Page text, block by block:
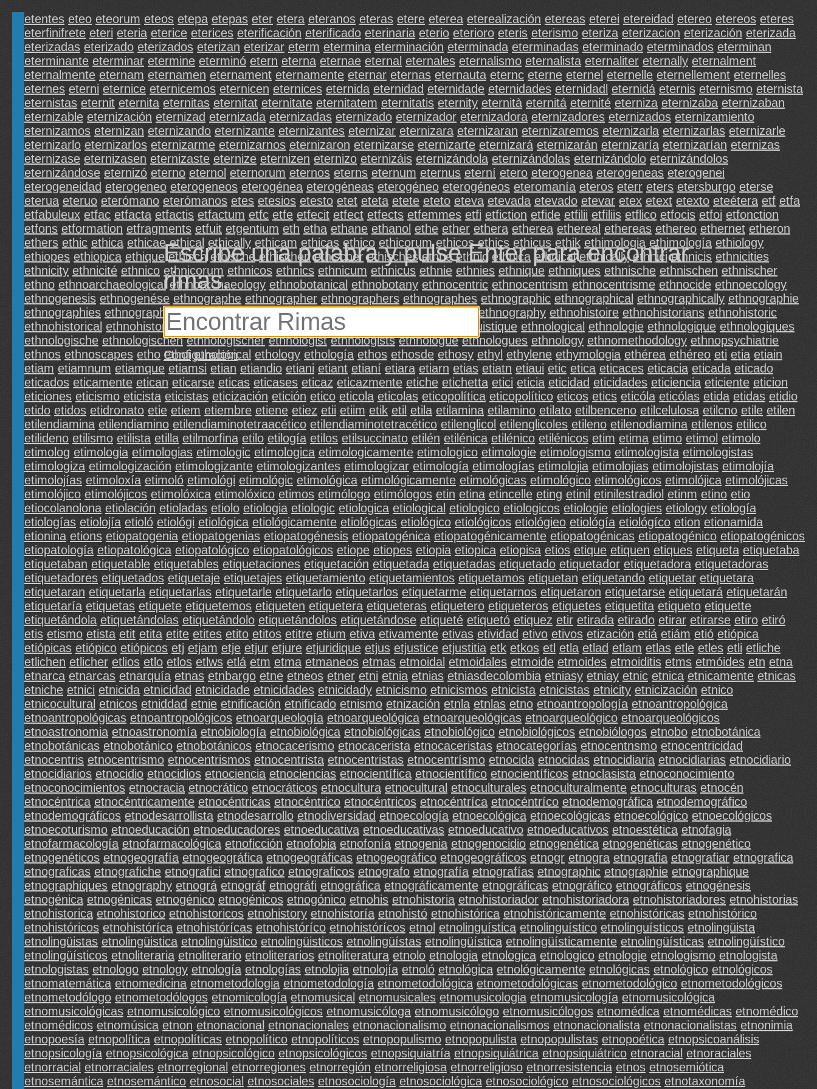
Escribe una palabra y pulse Enter para encontrar
rimas.
Configuración
etentes eteo eteorum eteos etepa etepas eter etera eteranos eteras etere eterea eterealización etereas eterei etereidad etereo etereos eteres
eterfinifrete eteri eteria eterice eterices eterificación eterificado eterinaria eterio eterioro eteris eterismo eteriza eterizacion eterización eterizada
eterizadas eterizado eterizados eterizan eterizar eterm etermina eterminación eterminada eterminadas eterminado eterminados eterminan
eterminante eterminar etermine eterminó etern eterna eternae eternal eternales eternalismo eternalista eternaliter eternally eternalment
eternalmente eternam eternamen eternament eternamente eternar eternas eternauta eternc eterne eternel eternelle eternellement eternelles
eternes eterni eternice eternicemos eternicen eternices eternida eternidad eternidade eternidades eternidadl eternidá eternis eternismo eternista
eternistas eternit eternita eternitas eternitat eternitate eternitatem eternitatis eternity eternità eternitá eternité eterniza eternizaba eternizaban
eternizable eternización eternizad eternizada eternizadas eternizado eternizador eternizadora eternizadores eternizados eternizamiento
eternizamos eternizan eternizando eternizante eternizantes eternizar eternizara eternizaran eternizaremos eternizarla eternizarlas eternizarle
eternizarlo eternizarlos eternizarme eternizarnos eternizaron eternizarse eternizarte eternizará eternizarán eternizaría eternizarían eternizas
eternizase eternizasen eternizaste eternize eternizen eternizo eternizáis eternizándola eternizándolas eternizándolo eternizándolos
eternizándose eternizó eterno eternol eternorum eternos eterns eternum eternus eterní etero eterogenea eterogeneas eterogenei
eterogeneidad eterogeneo eterogeneos eterogénea eterogéneas eterogéneo eterogéneos eteromanía eteros eterr eters etersburgo eterse
eterua eteruo eterómano eterómanos etes etesios etesto etet eteta etete eteto eteva etevada etevado etevar etex etext etexto eteétera etf etfa
etfabuleux etfac etfacta etfactis etfactum etfc etfe etfecit etfect etfects etfemmes etfi etfiction etfide etfilii etfiliis etflico etfocis etfoi etfonction
etfons etformation etfragments etfuit etgentium eth etha ethane ethanol ethe ether ethera etherea ethereal ethereas ethereo ethernet etheron
ethers ethic ethica ethicae ethical ethically ethicam ethicas ethico ethicorum ethicos ethics ethicus ethik ethimologia ethimología ethiology
ethiopes ethiopica ethique ethisch ethische ethischen ethischer ethisches ethne ethnic ethnica ethnical ethnically ethnici ethnicis ethnicities
ethnicity ethnicité ethnico ethnicorum ethnicos ethnics ethnicum ethnicus ethnie ethnies ethnique ethniques ethnische ethnischen ethnischer
ethno ethnoarchaeological ethnoarchaeology ethnobotanical ethnobotany ethnocentric ethnocentrism ethnocentrisme ethnocide ethnoecology
ethnogenesis ethnogenése ethnographe ethnographer ethnographers ethnographes ethnographic ethnographical ethnographically ethnographie
ethnographies ethnographique ethnographiques ethnographische ethnography ethnohistoire ethnohistorians ethnohistoric
ethnohistorical ethnohistorique ethnohistory ethnolinguistic ethnolinguistics ethnolinguistique ethnological ethnologie ethnologique ethnologiques
ethnologische ethnologischen ethnologischer ethnologist ethnologists ethnologue ethnologues ethnology ethnomethodology ethnopsychiatrie
ethnos ethnoscapes etho ethoi ethological ethology ethología ethos ethosde ethosy ethyl ethylene ethymologia ethérea ethéreo eti etia etiain
etiam etiamnum etiamque etiamsi etian etiandio etiani etiant etianí etiara etiarn etias etiatn etiaui etic etica eticaces eticacia eticada eticado
eticados eticamente etican eticarse eticas eticases eticaz eticazmente etiche etichetta etici eticia eticidad eticidades eticiencia eticiente eticion
eticiones eticismo eticista eticistas eticización etición etico eticola eticolas eticopolítica eticopolítico eticos etics eticóla eticólas etida etidas etidio
etido etidos etidronato etie etiem etiembre etiene etiez etii etiim etik etil etila etilamina etilamino etilato etilbenceno etilcelulosa etilcno etile etilen
etilendiamina etilendiamino etilendiaminotetraacético etilendiaminotetracético etilenglicol etilenglicoles etileno etilenodiamina etilenos etilico
etilideno etilismo etilista etilla etilmorfina etilo etilogía etilos etilsuccinato etilén etilénica etilénico etilénicos etim etima etimo etimol etimolo
etimolog etimologia etimologias etimologic etimologica etimologicamente etimologico etimologie etimologismo etimologista etimologistas
etimologiza etimologización etimologizante etimologizantes etimologizar etimología etimologías etimolojia etimolojias etimolojistas etimolojía
etimolojías etimoloxía etimoló etimológi etimológic etimológica etimológicamente etimológicas etimológico etimológicos etimolójica etimolójicas
etimolójico etimolójicos etimolóxica etimolóxico etimos etimólogo etimólogos etin etina etincelle eting etinil etinilestradiol etinm etino etio
etiocolanolona etiolación etioladas etiolo etiologia etiologic etiologica etiological etiologico etiologicos etiologie etiologies etiology etiología
etiologías etiolojía etioló etiológi etiológica etiológicamente etiológicas etiológico etiológicos etiológieo etiológía etiológíco etion etionamida
etionina etions etiopatogenia etiopatogenias etiopatogénesis etiopatogénica etiopatogénicamente etiopatogénicas etiopatogénico etiopatogénicos
etiopatología etiopatológica etiopatológico etiopatológicos etiope etiopes etiopia etiopica etiopisa etios etique etiquen etiques etiqueta etiquetaba
etiquetaban etiquetable etiquetables etiquetaciones etiquetación etiquetada etiquetadas etiquetado etiquetador etiquetadora etiquetadoras
etiquetadores etiquetados etiquetaje etiquetajes etiquetamiento etiquetamientos etiquetamos etiquetan etiquetando etiquetar etiquetara
etiquetaran etiquetarla etiquetarlas etiquetarle etiquetarlo etiquetarlos etiquetarme etiquetarnos etiquetaron etiquetarse etiquetará etiquetarán
etiquetaría etiquetas etiquete etiquetemos etiqueten etiquetera etiqueteras etiquetero etiqueteros etiquetes etiquetita etiqueto etiquette
etiquetándola etiquetándolas etiquetándolo etiquetándolos etiquetándose etiqueté etiquetó etiquez etir etirada etirado etirar etirarse etiro etiró
etis etismo etista etit etita etite etites etito etitos etitre etium etiva etivamente etivas etividad etivo etivos etización etiá etiám etió etiópica
etiópicas etiópico etiópicos etj etjam etje etjur etjure etjuridique etjus etjustice etjustitia etk etkos etl etla etlad etlam etlas etle etles etli etliche
etlichen etlicher etlios etlo etlos etlws etlá etm etma etmaneos etmas etmoidal etmoidales etmoide etmoides etmoiditis etms etmóides etn etna
etnarca etnarcas etnarquía etnas etnbargo etne etneos etner etni etnia etnias etniasdecolombia etniasy etniay etnic etnica etnicamente etnicas
etniche etnici etnicida etnicidad etnicidade etnicidades etnicidady etnicismo etnicismos etnicista etnicistas etnicity etnicización etnico
etnicocultural etnicos etniddad etnie etnificación etnificado etnismo etnización etnla etnlas etno etnoantropología etnoantropológica
etnoantropológicas etnoantropológicos etnoarqueología etnoarqueológica etnoarqueológicas etnoarqueológico etnoarqueológicos
etnoastronomia etnoastronomía etnobiología etnobiológica etnobiológicas etnobiológico etnobiológicos etnobiólogos etnobo etnobotánica
etnobotánicas etnobotánico etnobotánicos etnocacerismo etnocacerista etnocaceristas etnocategorías etnocentnsmo etnocentricidad
etnocentris etnocentrismo etnocentrismos etnocentrista etnocentristas etnocentrísmo etnocida etnocidas etnocidiaria etnocidiarias etnocidiario
etnocidiarios etnocidio etnocidios etnociencia etnociencias etnocientífica etnocientífico etnocientíficos etnoclasista etnoconocimiento
etnoconocimientos etnocracia etnocrático etnocráticos etnocultura etnocultural etnoculturales etnoculturalmente etnoculturas etnocén
etnocéntrica etnocéntricamente etnocéntricas etnocéntrico etnocéntricos etnocéntríca etnocéntríco etnodemográfica etnodemográfico
etnodemográficos etnodesarrollista etnodesarrollo etnodiversidad etnoecología etnoecológica etnoecológicas etnoecológico etnoecológicos
etnoecoturismo etnoeducación etnoeducadores etnoeducativa etnoeducativas etnoeducativo etnoeducativos etnoestética etnofagia
etnofarmacología etnofarmacológica etnoficción etnofobia etnofonía etnogenia etnogenocidio etnogenética etnogenéticas etnogenético
etnogenéticos etnogeografía etnogeográfica etnogeográficas etnogeográfico etnogeográficos etnogr etnogra etnografia etnografiar etnografica
etnograficas etnografiche etnografici etnografico etnograficos etnografo etnografía etnografías etnographic etnographie etnographique
etnographiques etnography etnográ etnográf etnográfi etnográfica etnográficamente etnográficas etnográfico etnográficos etnogénesis
etnogénica etnogénicas etnogénico etnogénicos etnogónico etnohis etnohistoria etnohistoriador etnohistoriadora etnohistoriadores etnohistorias
etnohistorica etnohistorico etnohistoricos etnohistory etnohistoría etnohistó etnohistórica etnohistóricamente etnohistóricas etnohistórico
etnohistóricos etnohistóríca etnohistórícas etnohistóríco etnohistórícos etnol etnolinguística etnolinguístico etnolinguísticos etnolingüista
etnolingüistas etnolingüistica etnolingüistico etnolingüisticos etnolingüístas etnolingüística etnolingüísticamente etnolingüísticas etnolingüístico
etnolingüísticos etnoliteraria etnoliterario etnoliterarios etnoliteratura etnolo etnologia etnologica etnologico etnologie etnologismo etnologista
etnologistas etnologo etnology etnología etnologías etnolojia etnolojía etnoló etnológica etnológicamente etnológicas etnológico etnológicos
etnomatemática etnomedicina etnometodologia etnometodología etnometodológica etnometodológicas etnometodológico etnometodológicos
etnometodólogo etnometodólogos etnomicología etnomusical etnomusicales etnomusicologia etnomusicología etnomusicológica
etnomusicológicas etnomusicológico etnomusicológicos etnomusicóloga etnomusicólogo etnomusicólogos etnomédica etnomédicas etnomédico
etnomédicos etnomúsica etnon etnonacional etnonacionales etnonacionalismo etnonacionalismos etnonacionalista etnonacionalistas etnonimia
etnopoesía etnopolítica etnopolíticas etnopolítico etnopolíticos etnopopulismo etnopopulista etnopopulistas etnopoética etnopsicoanálisis
etnopsicología etnopsicológica etnopsicológico etnopsicológicos etnopsiquiatría etnopsiquiátrica etnopsiquiátrico etnoracial etnoraciales
etnorracial etnorraciales etnorregional etnorregiones etnorregión etnorreligiosa etnorreligioso etnorresistencia etnos etnosemiótica
etnosemántica etnosemántico etnosocial etnosociales etnosociología etnosociológica etnosociológico etnosociológicos etnotaxonomía